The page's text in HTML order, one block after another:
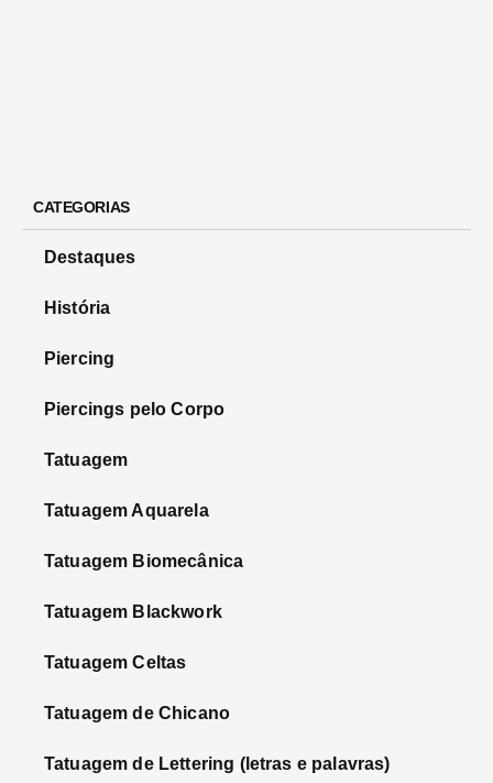
CATEGORIAS
Destaques
História
Piercing
Piercings pelo Corpo
Tatuagem
Tatuagem Aquarela
Tatuagem Biomecânica
Tatuagem Blackwork
Tatuagem Celtas
Tatuagem de Chicano
Tatuagem de Lettering (letras e palavras)